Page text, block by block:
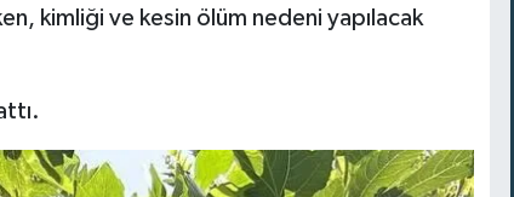
kimliği ve kesin ölüm nedeni yapılacak